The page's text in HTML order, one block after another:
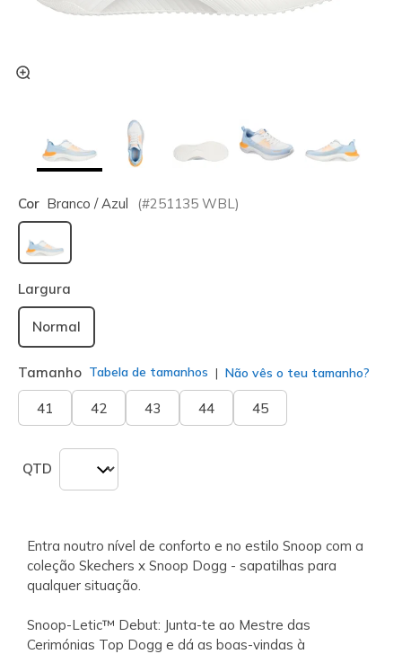
Cor Branco / Azul (#251135 WBL )
selecionado
Largura
Normal
Tamanho Tabela de tamanhos Não vês o teu tamanho?
41 42 43 44 45
QTD
Entra noutro nível de conforto e no estilo Snoop com a
coleção Skechers x Snoop Dogg - sapatilhas para
qualquer situação.
Snoop-Letic™ Debut: Junta-te ao Mestre das
Cerimónias Top Dogg e dá as boas-vindas à